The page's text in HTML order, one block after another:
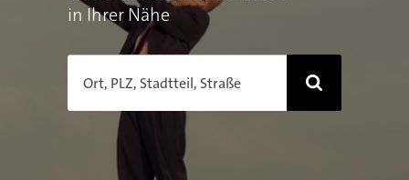
in Ihrer Nähe
Ort, PLZ, Stadtteil, Straße